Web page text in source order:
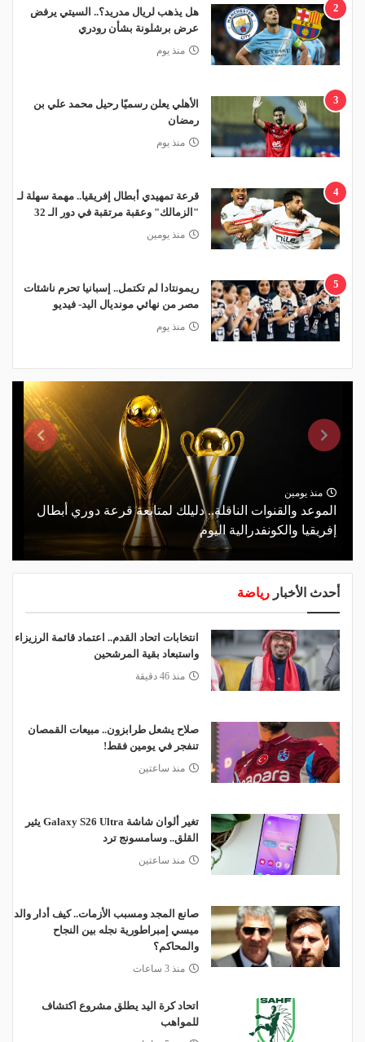
2
هل يذهب لريال مدريد؟.. السيتي يرفض
عرض برشلونة بشأن رودري
منذ يوم
3
الأهلي يعلن رسميًا رحيل محمد علي بن
رمضان
منذ يوم
4
قرعة تمهيدي أبطال إفريقيا.. مهمة سهلة لـ
"الزمالك" وعقبة مرتقبة في دور الـ 32
منذ يومين
5
ريمونتادا لم تكتمل.. إسبانيا تحرم ناشئات
مصر من نهائي مونديال اليد- فيديو
منذ يوم
منذ يومين
الموعد والقنوات الناقلة.. دليلك لمتابعة قرعة دوري أبطال
إفريقيا والكونفدرالية اليوم
أحدث الأخبار رياضة
انتخابات اتحاد القدم.. اعتماد قائمة الرزيزاء
واستبعاد بقية المرشحين
منذ 46 دقيقة
صلاح يشعل طرابزون.. مبيعات القمصان
تنفجر في يومين فقط!
منذ ساعتين
تغير ألوان شاشة Galaxy S26 Ultra يثير
القلق.. وسامسونج ترد
منذ ساعتين
صانع المجد ومسبب الأزمات.. كيف أدار والد
ميسي إمبراطورية نجله بين النجاح
والمحاكم؟
منذ 3 ساعات
اتحاد كرة اليد يطلق مشروع اكتشاف
للمواهب